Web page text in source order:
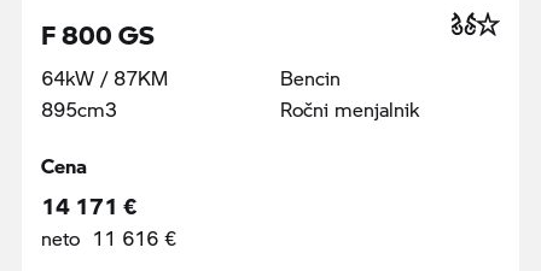
F 800 GS
64kW / 87KM
895cm3
Bencin
Ročni menjalnik
Cena
14 171 €
neto 11 616 €